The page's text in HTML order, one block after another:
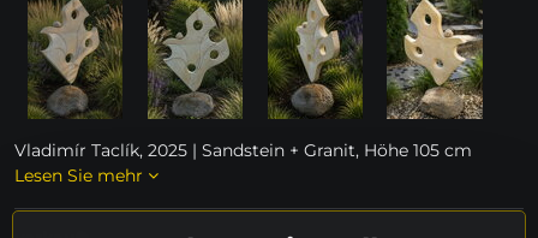
Vladimír Taclík, 2025 | Sandstein + Granit, Höhe 105 cm
Lesen Sie mehr